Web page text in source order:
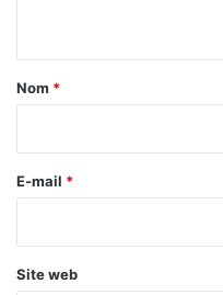
a
e
Nom *
E-mail *
Site web